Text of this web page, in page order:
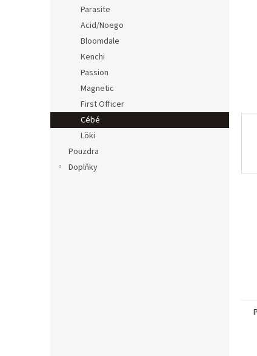
Parasite
Acid/Noego
Bloomdale
Kenchi
Passion
Magnetic
First Officer
Cébé
Löki
Pouzdra
Doplňky